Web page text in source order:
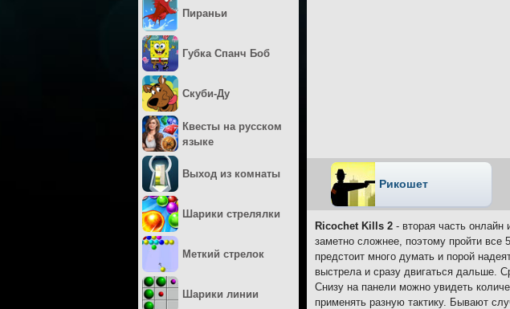
Рикошет
Ricochet Kills 2 - вторая часть
заметно сложнее, поэтому пройти все
предстоит много думать и порой
выстрела и сразу двигаться дальше.
Снизу на панели можно увидеть
применять разную тактику. Бывают
Пираньи
Губка Спанч Боб
Скуби-Ду
Квесты на русском
языке
Выход из комнаты
Шарики стрелялки
Меткий стрелок
Шарики линии